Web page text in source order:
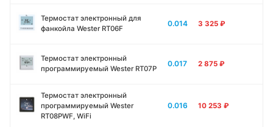
Термостат электронный для
фанкойла Wester RT06F
0.014 3 325 ₽
Термостат электронный
программируемый Wester RT07P
0.017 2 875 ₽
Термостат электронный
программируемый Wester
RT08PWF, WiFi
0.016 10 253 ₽